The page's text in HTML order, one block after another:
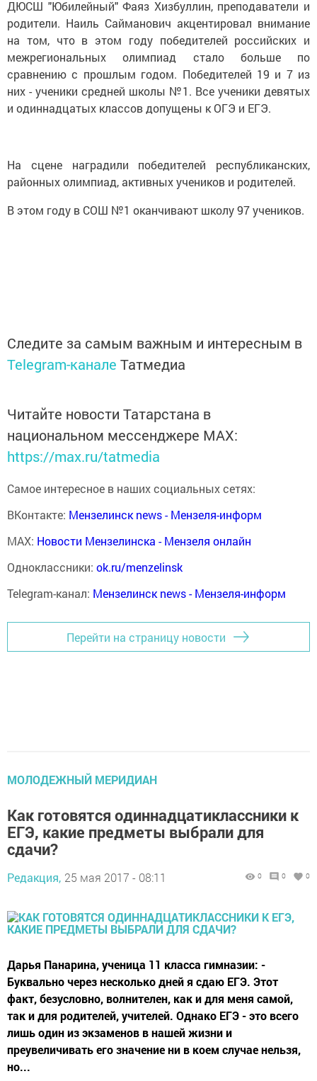
ДЮСШ "Юбилейный" Фаяз Хизбуллин, преподаватели и
родители. Наиль Сайманович акцентировал внимание
на том, что в этом году победителей российских и
межрегиональных олимпиад стало больше по
сравнению с прошлым годом. Победителей 19 и 7 из
них - ученики средней школы №1. Все ученики девятых
и одиннадцатых классов допущены к ОГЭ и ЕГЭ.
На сцене наградили победителей республиканских,
районных олимпиад, активных учеников и родителей.
В этом году в СОШ №1 оканчивают школу 97 учеников.
Следите за самым важным и интересным в
Telegram-канале Татмедиа
Читайте новости Татарстана в
национальном мессенджере MАХ:
https://max.ru/tatmedia
Самое интересное в наших социальных сетях:
ВКонтакте: Мензелинск news - Мензеля-информ
MAX: Новости Мензелинска - Мензеля онлайн
Одноклассники: ok.ru/menzelinsk
Telegram-канал: Мензелинск news - Мензеля-информ
Перейти на страницу новости
МОЛОДЕЖНЫЙ МЕРИДИАН
Как готовятся одиннадцатиклассники к
ЕГЭ, какие предметы выбрали для
сдачи?
Редакция, 25 мая 2017 - 08:11 0 0 0
Дарья Панарина, ученица 11 класса гимназии: -
Буквально через несколько дней я сдаю ЕГЭ. Этот
факт, безусловно, волнителен, как и для меня самой,
так и для родителей, учителей. Однако ЕГЭ - это всего
лишь один из экзаменов в нашей жизни и
преувеличивать его значение ни в коем случае нельзя,
но...